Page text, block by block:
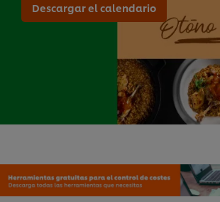
Descargar el calendario